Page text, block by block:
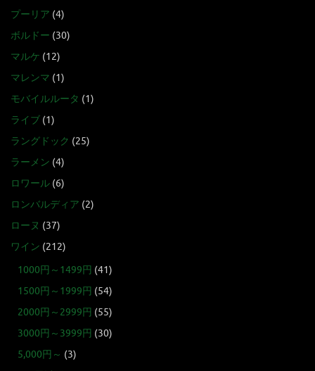
プーリア (4)
ボルドー (30)
マルケ (12)
マレンマ (1)
モバイルルータ (1)
ライブ (1)
ラングドック (25)
ラーメン (4)
ロワール (6)
ロンバルディア (2)
ローヌ (37)
ワイン (212)
1000円～1499円 (41)
1500円～1999円 (54)
2000円～2999円 (55)
3000円～3999円 (30)
5,000円～ (3)